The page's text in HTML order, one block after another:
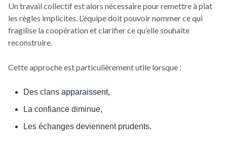
Un travail collectif est alors nécessaire pour remettre à plat
les règles implicites. L’équipe doit pouvoir nommer ce qui
fragilise la coopération et clarifier ce qu’elle souhaite
reconstruire.
Cette approche est particulièrement utile lorsque :
Des clans apparaissent,
La confiance diminue,
Les échanges deviennent prudents.